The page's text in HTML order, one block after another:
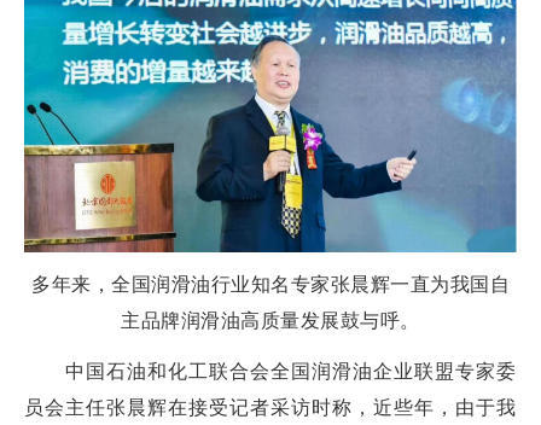
多年来，全国润滑油行业知名专家张晨辉一直为我国自
主品牌润滑油高质量发展鼓与呼。
中国石油和化工联合会全国润滑油企业联盟专家委
员会主任张晨辉在接受记者采访时称，近些年，由于我